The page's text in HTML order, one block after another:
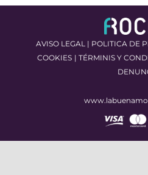
AVISO LEGAL | POLITICA DE
COOKIES | TÉRMINIS Y